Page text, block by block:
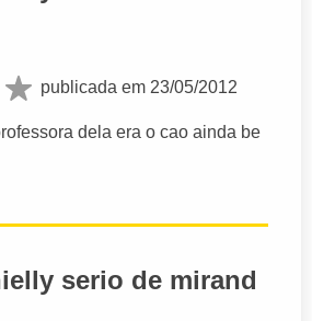
publicada em 23/05/2012
dela era o cao ainda be
serio de mirand